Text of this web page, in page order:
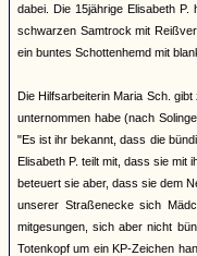
dabei. Die 15jährige Elisabeth
schwarzen Samtrock mit
ein buntes Schottenhemd mit
Die Hilfsarbeiterin Maria Sch.
unternommen habe (nach
"Es ist ihr bekannt, dass die
Elisabeth P. teilt mit, dass sie mit
beteuert sie aber, dass sie dem
unserer Straßenecke sich
mitgesungen, sich aber nicht
Totenkopf um ein KP-Zeichen